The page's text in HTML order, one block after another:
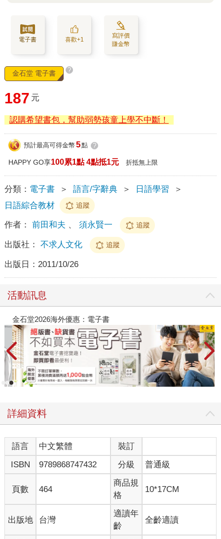
電子書 喜歡+1
寫評價
賺金幣
金石堂 電子書 ?
187 元
認購希望書包，幫助弱勢孩童上學不中斷！
預計最高可得金幣 5點 ?
HAPPY GO享100累1點 4點抵1元 折抵無上限
分類： 電子書 ＞ 語言/字辭典 ＞ 日語學習
＞
日語綜合教材
追蹤
作者： 前田和夫 、 須永賢一 追蹤
出版社： 不求人文化 追蹤
出版日： 2011/10/26
活動訊息
金石堂2026海外優惠：電子書
詳細資料
語言 中文繁體
裝訂
ISBN
9789868747432 分級 普通級
頁數 464
商品規
格
10*17CM
出版地 台灣
適讀年
齡
全齡適讀